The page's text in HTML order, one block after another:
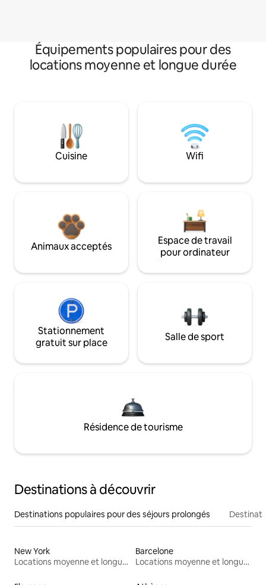
Équipements populaires pour des
locations moyenne et longue durée
Cuisine Wifi
Animaux acceptés
Espace de travail
pour ordinateur
Stationnement
gratuit sur place
Salle de sport
Résidence de tourisme
Destinations à découvrir
Destinations populaires pour des séjours prolongés
New York
Locations moyenne et longue durée
Barcelone
Locations moyenne et longue durée